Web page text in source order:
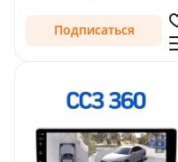
Подписаться